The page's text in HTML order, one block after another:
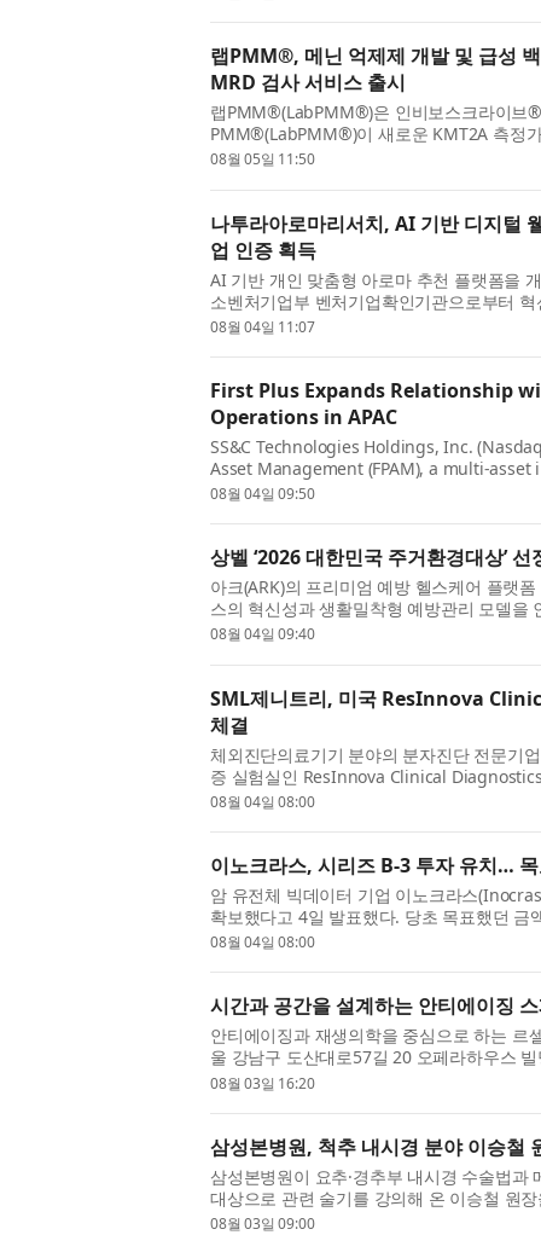
랩PMM®, 메닌 억제제 개발 및 급성
MRD 검사 서비스 출시
랩PMM®(LabPMM®)은 인비보스크라이
PMM®(LabPMM®)이 새로운 KMT2A 측정
제공한다고 발표했다. 고감도 디지털 PCR
08월 05일 11:50
나투라아로마리서치, AI 기반 디지털
업 인증 획득
AI 기반 개인 맞춤형 아로마 추천 플랫폼을
소벤처기업부 벤처기업확인기관으로부터
은 AI 기반 디지털 웰니스 기술과 맞춤...
08월 04일 11:07
First Plus Expands Relationship
Operations in APAC
SS&C Technologies Holdings, Inc.
Asset Management (FPAM), a multi-
SS&C to provide cross-border operations
08월 04일 09:50
상벨 ‘2026 대한민국 주거환경대상’ 선
아크(ARK)의 프리미엄 예방 헬스케어 플랫
스의 혁신성과 생활밀착형 예방관리 모델을
됐다고 밝혔다. 상벨은 아파트 커뮤니티...
08월 04일 09:40
SML제니트리, 미국 ResInnova
체결
체외진단의료기기 분야의 분자진단 전문기
증 실험실인 ResInnova Clinical
력 확대를 위한 파트너십을 체결했다고 ...
08월 04일 08:00
이노크라스, 시리즈 B-3 투자 유치…
암 유전체 빅데이터 기업 이노크라스
확보했다고 4일 발표했다. 당초 목표했던
전장유전체 데이터를 자체 바이오인...
08월 04일 08:00
시간과 공간을 설계하는 안티에이징
안티에이징과 재생의학을 중심으로 하는 르
울 강남구 도산대로57길 20 오페라하우스
당일 정·재계와 문화예술계 인사를 초청...
08월 03일 16:20
삼성본병원, 척추 내시경 분야 이승철
삼성본병원이 요추·경추부 내시경 수술법
대상으로 관련 술기를 강의해 온 이승철 원
목 디스크와 척추관협착증 등 척추 질환...
08월 03일 09:00